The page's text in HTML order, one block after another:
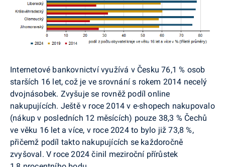
Internetové bankovnictví využívá v Česku 76,1 % osob
starších 16 let, což je ve srovnání s rokem 2014 necelý
dvojnásobek. Zvyšuje se rovněž podíl online
nakupujících. Ještě v roce 2014 v e-shopech nakupovalo
(nákup v posledních 12 měsících) pouze 38,3 % Čechů
ve věku 16 let a více, v roce 2024 to bylo již 73,8 %,
přičemž podíl takto nakupujících se každoročně
zvyšoval. V roce 2024 činil meziroční přírůstek